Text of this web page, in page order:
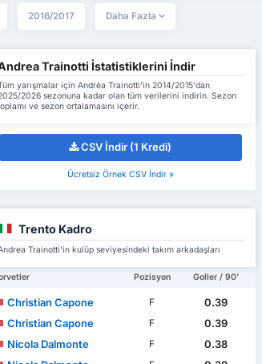
2016/2017 Daha Fazla
Trainotti İstatistiklerini İndir
yarışmalar için Andrea Trainotti'in 2014/2015'dan
2026 sezonuna kadar olan tüm verilerini indirin. Sezon
ve sezon ortalamasını içerir.
CSV İndir (1 Kredi)
Ücretsiz Örnek CSV İndir »
Trento Kadro
Trainotti'in kulüp seviyesindeki takım arkadaşları
Pozisyon Goller / 90'
Christian Capone F
0.39
Christian Capone
F
0.39
Nicola Dalmonte
F
0.38